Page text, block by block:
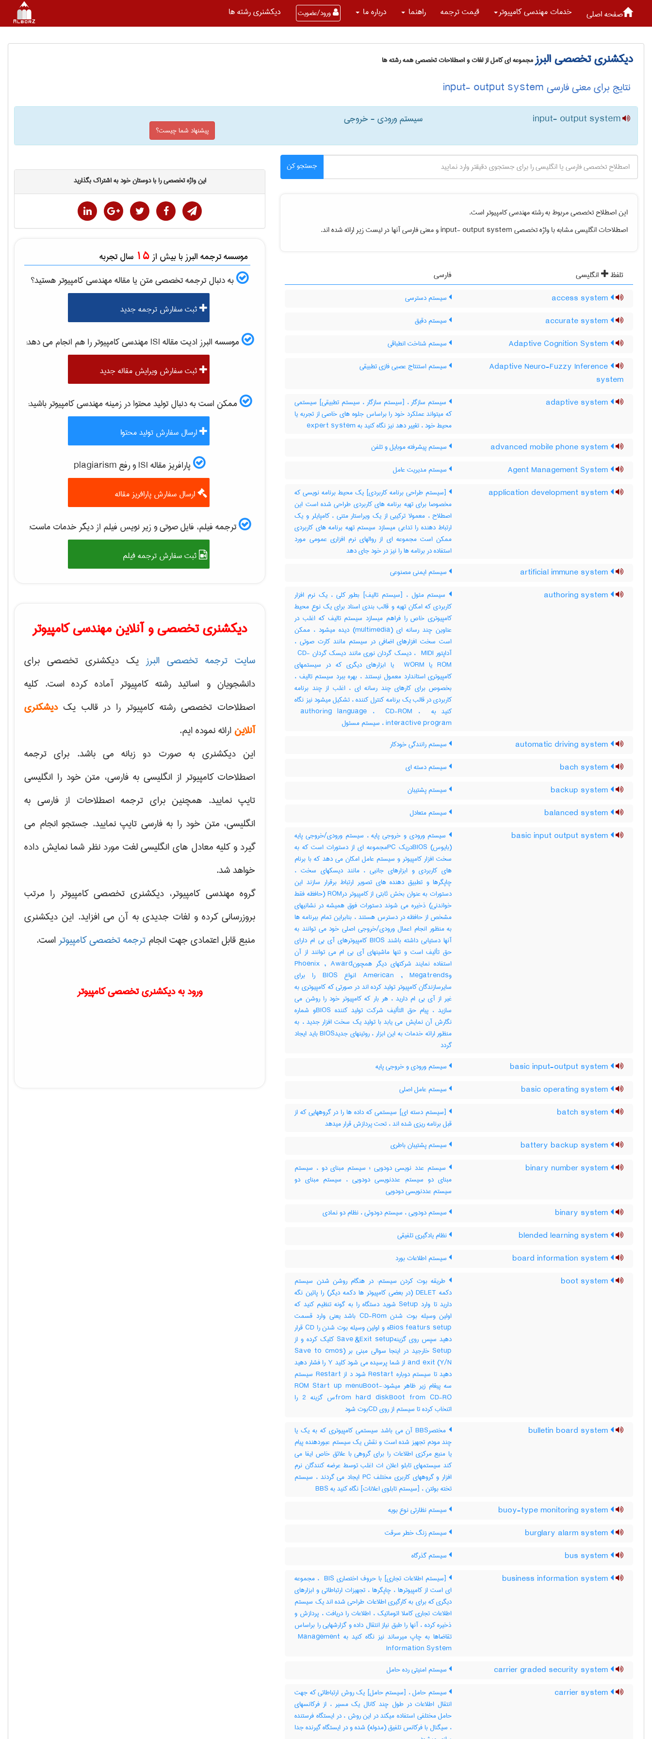
صفحه اصلی خدمات مهندسی كامپيوتر قیمت ترجمه راهنما درباره ما ورود/عضویت دیکشنری رشته ها
دیکشنری تخصصی البرزمجموعه ای کامل از لغات و اصطلاحات تخصصی همه رشته ها
نتایج برای معنی فارسی input- output system
input- output system سیستم ورودی - خروجی
پیشنهاد شما چیست؟
جستجو کن
این اصطلاح تخصصی مربوط به رشتهمهندسی كامپيوتراست.
اصطلاحات انگلیسی مشابه با واژه تخصصیinput- output systemو معنی فارسی آنها در لیست زیر ارائه شده اند.
تلفظ انگلیسی
فارسی
سیستم دسترسی
سیستم دقیق
سیستم شناخت انطباقی
Adaptive Neuro-Fuzzy Inference
system
سیستم استنتاج عصبی فازی تطبیقی
سیستم سازگار ، [سیستم سازگار ، سیستم تطبیقی] سیستمی
که میتواند عملکرد خود را براساس جلوه های خاصی از تجربه یا
محیط خود ، تغییر دهد نیز نگاه کنید به ‎ expert system
سیستم پیشرفته موبایل و تلفن
سیستم مدیریت عامل
[سیستم طراحی برنامه کاربردی] یک محیط برنامه نویسی که
مخصوصا برای تهیه برنامه های کاربردی طراحی شده است این
اصطلاح ، معمولا ترکیبی از یک ویراستار متنی ، کامپایلر و یک
ارتباط دهنده را تداعی میسازد سیستم تهیه برنامه های کاربردی
ممکن است مجموعه ای از روالهای نرم افزاری عمومی مورد
استفاده در برنامه ها را نیز در خود جای دهد
سیستم ایمنی مصنوعی
سیستم مئول ، [سیستم تالیف] بطور کلی ، یک نرم افزار
کاربردی که امکان تهیه و قالب بندی اسناد برای یک نوع محیط
کامپیوتری خاص را فراهم میسازد سیستم تالیف که اغلب در
عناوین چند رسانه ای (‎multimedia) دیده میشود ، ممکن
است سخت افزارهای اضافی در سیستم مانند کارت صوتی ،
آداپتور ‎ MIDI ، دیسک گردان نوری مانند دیسک گردان ‎ CD-
ROM یا ‎ WORM یا ابزارهای دیگری که در سیستمهای
کامپیوتری استاندارد معمول نیستند ، بهره ببرد سیستم تالیف ،
بخصوص برای کارهای چند رسانه ای ، اغلب از چند برنامه
کاربردی در قالب یک برنامه کنترل کننده ، تشکیل میشود نیز نگاه
کنید به ‎ authoring language ، ‎ CD-ROM ، ‎
interactive program ، سیستم مسئول
سیستم رانندگی خودکار
سیستم دسته ای
سیستم پشتیبان
سیستم متعادل
سیستم ورودی و خروجی پایه ، سیستم ورودی/خروجی پایه
(بایوس) BIOSدریک PCمجموعه ای از دستورات است که به
سخت افزار کامپیوتر و سیستم عامل امکان می دهد که با برنام
های کاربردی و ابزارهای جانبی ، مانند دیسکهای سخت ،
چاپگرها و تطبیق دهنده های تصویر ارتباط برقرار سازند این
دستورات به عنوان بخش ثابتی از کامپیوتر درROM (حافظه فقط
خواندنی) ذخیره می شوند دستورات فوق همیشه در نشانیهای
مشخص از حافظه در دسترس هستند ، بنابراین تمام ببرنامه ها
به منظور انجام اعمال ورودی/خروجی اصلی خود می توانند به
آنها دستیابی داشته باشند BIOS کامپیوترهای آی بی ام دارای
حق تألیف است و تنها ماشینهای آی بی ام می توانند از آن
استفاده نمایند شرکتهای دیگر همچونPhoenix , Award
وAmerican , Megatrends انواع BIOS را برای
سایرسازندگان کامپیوتر تولید کرده اند در صورتی که کامپیوتری به
غیر از آی بی ام دارید ، هر بار که کامپیوتر خود را روشن می
سازید ، پیام حق التألیف شرکت تولید کننده BIOSو شماره
نگارش آن نمایش می یابد با تولید یک سخت افزار جدید ، به
منظور ارائه خدمات به این ابزار ، روتینهای جدیدBIOS باید ایجاد
گردد
سیستم ورودی و خروجی پایه
سیستم عامل اصلی
[سیستم دسته ای] سیستمی که داده ها را در گروههایی که از
قبل برنامه ریزی شده اند ، تحت پردازش قرار میدهد
سیستم پشتیبان باطری
سیستم عدد نویسی دودویی ؛ سیستم مبنای دو ، سیستم
مبنای دو سیستم عددنویسی دودویی ، سیستم مبنای دو
سیستم عددنویسی دودویی
سیستم دودویی ، سیستم دودوئی ، نظام دو نمادی
نظام یادگیری تلفیقی
سیستم اطلاعات بورد
طریقه بوت کردن سیستم: در هنگام روشن شدن سیستم
دکمه DELET (در بعضی کامپیوتر ها دکمه دیگر) را پائین نگه
دارید تا وارد Setup شوید دستگاه را به گونه تنظیم کنید که
اولین وسیله بوت شدن CD-Rom باشد یعنی وارد قسمت
Bios featurs setupه و اولین وسیله بوت شدن را CD قرار
دهید سپس روی گزینهSave &Exit setup کلیک کرده و از
Setup خارجید در اینجا سوالی مبنی بر (Save to cmos
and exit (Y/N از شما پرسیده می شود کلید Y را فشار دهید
دهید تا سیستم دوباره Restart شود د از Restart سیستم
سه پیغام زیر ظاهر میشود:-ROM Start up menuBoot
from hard diskBoot from CD-ROس گزینه 2 را
اتنخاب کرده تا سیستم از روی CDبوت شود
مختصرBBS آن می باشد سیستمی کامپیوتری که به یک یا
چند مودم تجهیز شده است و نقش یک سیستم عبوردهنده پیام
یا منبع مرکزی اطلاعات را برای گروهی با علائق خاص ایفا می
کند سیستمهای تابلو اعلان ات اغلب توسط عرضه کنندگان نرم
افزار و گروههای کاربری مختلف PC ایجاد می گردند ، سیستم
تخته بولتن ، [سیستم تابلوی اعلانات] نگاه کنید به ‎ BBS
سیستم نظارتی نوع بویه
سیستم زنگ خطر سرقت
سیستم گذرگاه
[سیستم اطلاعات تجاری] با حروف اختصاری ‎ BIS ، مجموعه
ای است از کامپیوترها ، چاپگرها ، تجهیزات ارتباطاتی و ابزارهای
دیگری که برای به کارگیری اطلاعات طراحی شده اند یک سیستم
اطلاعات تجاری کاملا اتوماتیک ، اطلاعات را دریافت ، پردازش و
ذخیره کرده ، آنها را طبق نیاز انتقال داده و گزارشهایی را براساس
تقاضاها به چاپ میرساند نیز نگاه کنید به ‎ Management
Information System
سیستم امنیتی رده حامل
سیستم حامل ، [سیستم حامل] یک روش ارتباطاتی که جهت
انتقال اطلاعات در طول چند کانال یک مسیر ، از فرکانسهای
حامل مختلفی استفاده میکند در این روش ، در ایستگاه فرستنده
، سیگنال با فرکانس تلفیق (مدوله) شده و در ایستگاه گیرنده جدا
این واژه تخصصی را با دوستان خود به اشتراک بگذارید
موسسه ترجمه البرز با بیش از 15 سال تجربه
به دنبال ترجمه تخصصی متن یا مقالهمهندسی كامپيوترهستید؟
ثبت سفارش ترجمه جدید
موسسه البرز ادیت مقاله ISI مهندسی كامپيوتررا هم انجام می دهد:
ثبت سفارش ویرایش مقاله جدید
ممکن است به دنبال تولید محتوا در زمینهمهندسی كامپيوترباشید:
ارسال سفارش تولید محتوا
پارافریز مقاله ISI و رفع plagiarism
ارسال سفارش پارافریز مقاله
ترجمه فیلم، فایل صوتی و زیر نویس فیلم از دیگر خدمات ماست:
ثبت سفارش ترجمه فیلم
دیکشنری تخصصی و آنلاین مهندسی کامپیوتر
سایت ترجمه تخصصی البرزیک دیکشنری تخصصی برای
دانشجویان و اساتید رشته کامپیوتر آماده کرده است. کلیه
اصطلاحات تخصصی رشته کامپیوتر را در قالب یکدیشکنری
آنلاین ارائه نموده ایم.
این دیکشنری به صورت دو زبانه می باشد. برای ترجمه
اصطلاحات کامپیوتر از انگلیسی به فارسی، متن خود را انگلیسی
تایپ نمایید. همچنین برای ترجمه اصطلاحات از فارسی به
انگلیسی، متن خود را به فارسی تایپ نمایید. جستجو انجام می
گیرد و کلیه معادل های انگلیسی لغت مورد نظر شما نمایش داده
خواهد شد.
گروه مهندسی کامپیوتر، دیکشنری تخصصی کامپیوتر را مرتب
بروزرسانی کرده و لغات جدیدی به آن می افزاید. این دیکشنری
منبع قابل اعتمادی جهت انجام ترجمه تخصصی کامپیوتراست.
ورود به دیکشنری تخصصی کامپیوتر